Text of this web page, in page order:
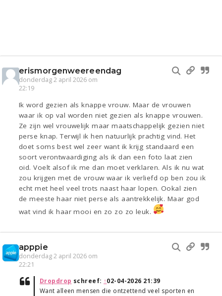
erismorgenweereendag
donderdag 2 april 2026 om
22:19
Ik word gezien als knappe vrouw. Maar de vrouwen
waar ik op val worden niet gezien als knappe vrouwen.
Ze zijn wel vrouwelijk maar maatschappelijk gezien niet
perse knap. Terwijl ik hen natuurlijk prachtig vind. Het
doet soms best wel zeer want ik krijg standaard een
soort verontwaardiging als ik dan een foto laat zien
oid. Voelt alsof ik me dan moet verklaren. Als ik nu wat
zou krijgen met de vrouw waar ik verliefd op ben zou ik
echt met heel veel trots naast haar lopen. Ookal zien
de meeste haar niet perse als aantrekkelijk. Maar god
wat vind ik haar mooi en zo zo zo leuk.
apppie
donderdag 2 april 2026 om
22:21
Dropdrop schreef: ↑02-04-2026 21:39
Want alleen mensen die ontzettend veel sporten en